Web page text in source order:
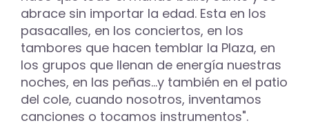
abrace sin importar la edad. Esta en los
pasacalles, en los conciertos, en los
tambores que hacen temblar la Plaza, en
los grupos que llenan de energía nuestras
noches, en las peñas...y también en el patio
del cole, cuando nosotros, inventamos
canciones o tocamos instrumentos".